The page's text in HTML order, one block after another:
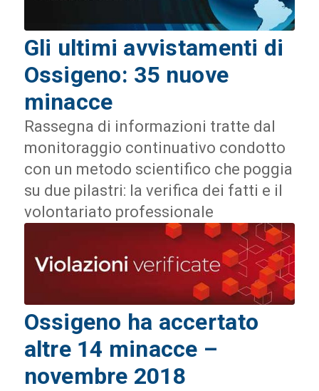
Gli ultimi avvistamenti di
Ossigeno: 35 nuove
minacce
Rassegna di informazioni tratte dal
monitoraggio continuativo condotto
con un metodo scientifico che poggia
su due pilastri: la verifica dei fatti e il
volontariato professionale
Ossigeno ha accertato
altre 14 minacce –
novembre 2018